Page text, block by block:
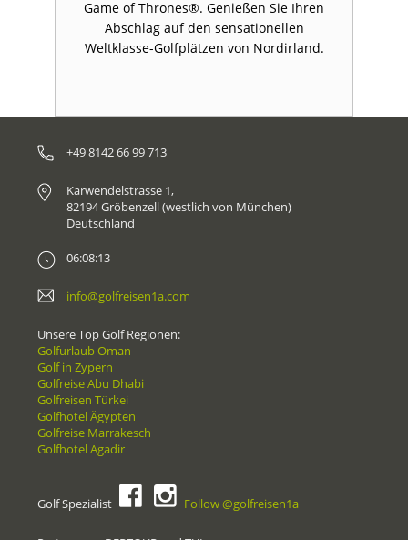
Game of Thrones®. Genießen Sie Ihren
Abschlag auf den sensationellen
Weltklasse-Golfplätzen von Nordirland.
+49 8142 66 99 713
Karwendelstrasse 1,
82194 Gröbenzell (westlich von München)
Deutschland
06:08:13
info@golfreisen1a.com
Unsere Top Golf Regionen:
Golfurlaub Oman
Golf in Zypern
Golfreise Abu Dhabi
Golfreisen Türkei
Golfhotel Ägypten
Golfreise Marrakesch
Golfhotel Agadir
Golf Spezialist Follow @golfreisen1a